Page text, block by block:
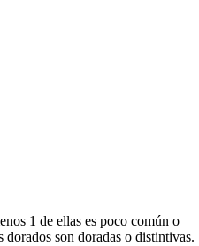
1 de ellas es poco común o
dorados son doradas o distintivas.